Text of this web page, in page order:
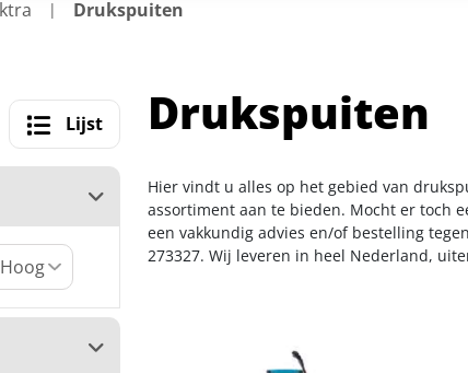
Drukspuiten
Lijst Drukspuiten
Hier vindt u alles op het gebied van
assortiment aan te bieden. Mocht er toch
een vakkundig advies en/of bestelling
273327. Wij leveren in heel Nederland,